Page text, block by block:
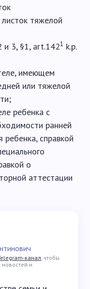
тяжелой
и 3, §1, art.1421 k.p.
имеющем
или тяжелой
ребенка с
ранней
справкой
о
аттестации
канал, чтобы
и